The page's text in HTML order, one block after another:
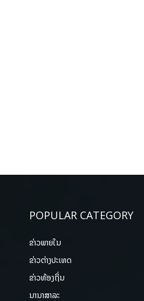
POPULAR CATEGORY
ຂ່າວພາຍ​ໃນ
ຂ່າວຕ່າງປະເທດ
ຂ່າວທ້ອງຖິ່ນ
ນານາສາລະ